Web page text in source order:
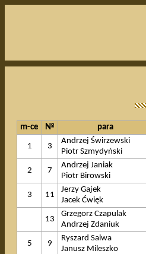
m-ce № para
1 3
Andrzej Świrzewski
Piotr Szmydyński
2 7
Andrzej Janiak
Piotr Birowski
3 11
Jerzy Gajek
Jacek Ćwięk
13
Grzegorz Czapulak
Andrzej Zdaniuk
5 9
Ryszard Salwa
Janusz Mileszko